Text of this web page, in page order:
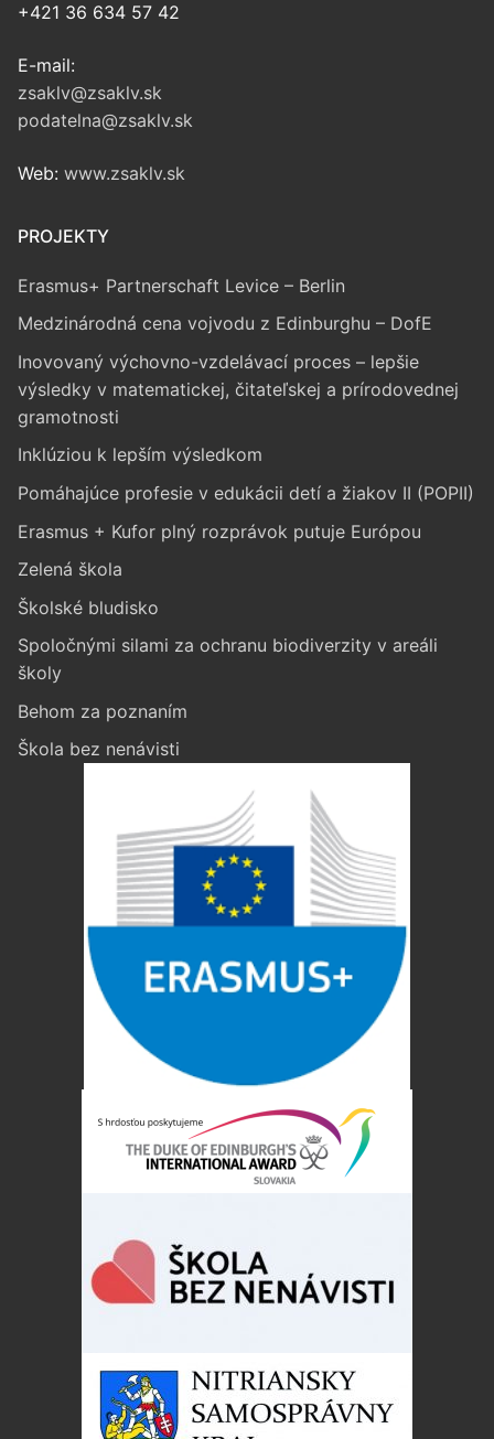
+421 36 634 57 42
E-mail:
zsaklv@zsaklv.sk
podatelna@zsaklv.sk
Web: www.zsaklv.sk
PROJEKTY
Erasmus+ Partnerschaft Levice – Berlin
Medzinárodná cena vojvodu z Edinburghu – DofE
Inovovaný výchovno-vzdelávací proces – lepšie
výsledky v matematickej, čitateľskej a prírodovednej
gramotnosti
Inklúziou k lepším výsledkom
Pomáhajúce profesie v edukácii detí a žiakov II (POPII)
Erasmus + Kufor plný rozprávok putuje Európou
Zelená škola
Školské bludisko
Spoločnými silami za ochranu biodiverzity v areáli
školy
Behom za poznaním
Škola bez nenávisti